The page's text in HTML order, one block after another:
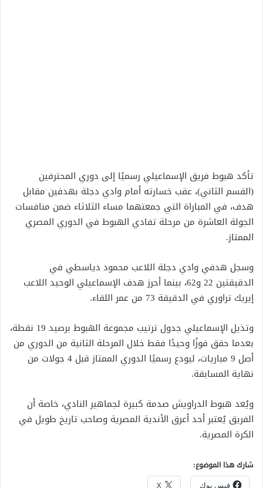
تأكد هبوط فريق الإسماعيلي رسميًا إلى دوري المحترفين
(القسم الثاني)، عقب خسارته أمام وادي دجلة بهدفين مقابل
هدف، في المباراة التي جمعتهما مساء الثلاثاء ضمن منافسات
الجولة العاشرة من مرحلة تفادي الهبوط في الدوري المصري
الممتاز.
وسجل هدفي وادي دجلة اللاعب محمود دياسطي في
الدقيقتين 22 و62، بينما أحرز هدف الإسماعيلي الوحيد اللاعب
إيريك تراوري في الدقيقة 73 من عمر اللقاء.
وتذيل الإسماعيلي جدول ترتيب مجموعة الهبوط برصيد 19 نقطة،
بعدما حقق فوزًا وحيدًا فقط خلال المرحلة الثانية من الدوري من
أصل 9 مباريات، ليودع رسميًا الدوري الممتاز قبل 4 جولات من
نهاية المسابقة.
ويُعد هبوط الدراويش صدمة كبيرة لجماهير النادي، خاصة أن
الفريق يُعتبر أحد أعرق الأندية المصرية وصاحب تاريخ طويل في
الكرة المصرية.
شارك هذا الموضوع:
فيس بوك X